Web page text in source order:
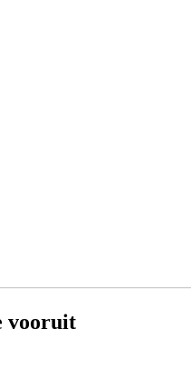
vooruit